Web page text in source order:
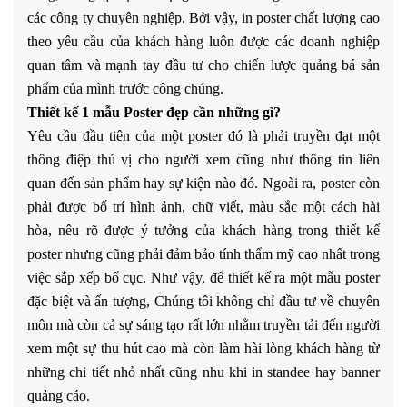
các công ty chuyên nghiệp. Bởi vậy, in poster chất lượng cao
theo yêu cầu của khách hàng luôn được các doanh nghiệp
quan tâm và mạnh tay đầu tư cho chiến lược quảng bá sản
phẩm của mình trước công chúng.
Thiết kế 1 mẫu Poster đẹp cần những gì?
Yêu cầu đầu tiên của một poster đó là phải truyền đạt một
thông điệp thú vị cho người xem cũng như thông tin liên
quan đến sản phẩm hay sự kiện nào đó. Ngoài ra, poster còn
phải được bố trí hình ảnh, chữ viết, màu sắc một cách hài
hòa, nêu rõ được ý tưởng của khách hàng trong thiết kế
poster nhưng cũng phải đảm bảo tính thẩm mỹ cao nhất trong
việc sắp xếp bố cục. Như vậy, để thiết kế ra một mẫu poster
đặc biệt và ấn tượng, Chúng tôi không chỉ đầu tư về chuyên
môn mà còn cả sự sáng tạo rất lớn nhằm truyền tải đến người
xem một sự thu hút cao mà còn làm hài lòng khách hàng từ
những chi tiết nhỏ nhất cũng nhu khi in standee hay banner
quảng cáo.